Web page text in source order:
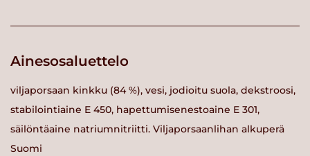
Ainesosaluettelo
viljaporsaan kinkku (84 %), vesi, jodioitu suola, dekstroosi,
stabilointiaine E 450, hapettumisenestoaine E 301,
säilöntäaine natriumnitriitti. Viljaporsaanlihan alkuperä
Suomi